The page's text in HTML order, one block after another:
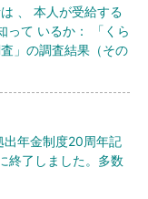
、 本人が受給する
って いるか： 「くら
」の調査結果（その
出年金制度20周年記
終了しました。多数